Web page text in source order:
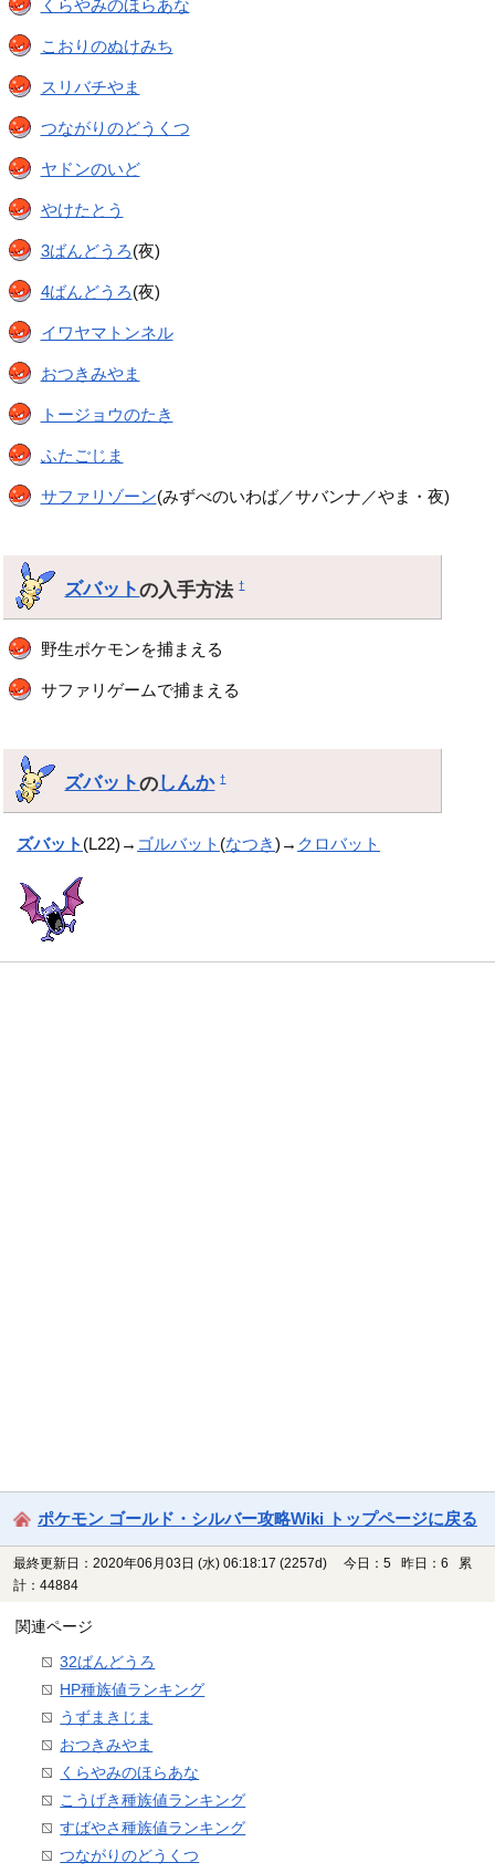
くらやみのほらあな
こおりのぬけみち
スリバチやま
つながりのどうくつ
ヤドンのいど
やけたとう
3ばんどうろ(夜)
4ばんどうろ(夜)
イワヤマトンネル
おつきみやま
トージョウのたき
ふたごじま
サファリゾーン(みずべのいわば／サバンナ／やま・夜)
ズバットの入手方法†
野生ポケモンを捕まえる
サファリゲームで捕まえる
ズバットのしんか †
ズバット (L22)→ ゴルバット (なつき)→ クロバット
ポケモン ゴールド・シルバー攻略Wiki トップページに戻る
最終更新日：2020年06月03日 (水) 06:18:17 (2257d)
今日：5 昨日：6 累
計：44884
関連ページ
32ばんどうろ
HP種族値ランキング
うずまきじま
おつきみやま
くらやみのほらあな
こうげき種族値ランキング
すばやさ種族値ランキング
つながりのどうくつ